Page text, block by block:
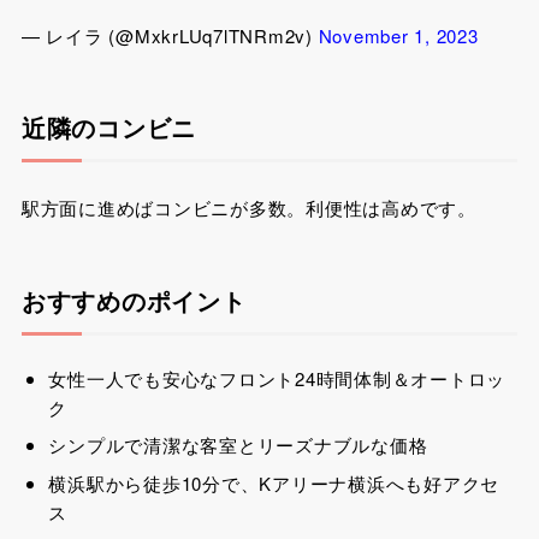
— レイラ (@MxkrLUq7lTNRm2v) November 1, 2023
近隣のコンビニ
駅方面に進めばコンビニが多数。利便性は高めです。
おすすめのポイント
女性一人でも安心なフロント24時間体制＆オートロッ
ク
シンプルで清潔な客室とリーズナブルな価格
横浜駅から徒歩10分で、Kアリーナ横浜へも好アクセ
ス